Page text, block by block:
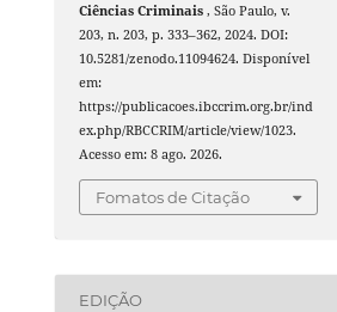
Ciências Criminais, São Paulo, v.
203, n. 203, p. 333–362, 2024. DOI:
10.5281/zenodo.11094624. Disponível
em:
https://publicacoes.ibccrim.org.br/ind
ex.php/RBCCRIM/article/view/1023.
Acesso em: 8 ago. 2026.
Fomatos de Citação
EDIÇÃO